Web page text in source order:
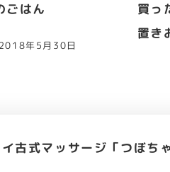
ごはん
2018年5月30日
買っ
置き
古式マッサージ「つぼち